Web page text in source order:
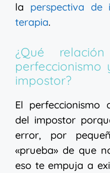
la perspectiva de
terapia.
¿Qué
impostor?
El perfeccionismo
del impostor
error, por
«prueba» de que
eso te empuja a